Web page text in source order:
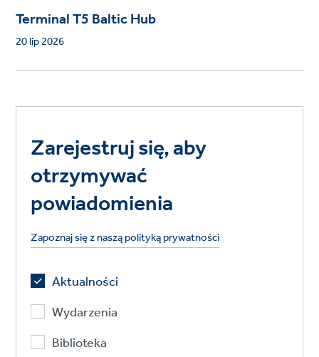
Terminal T5 Baltic Hub
20 lip 2026
Zarejestruj się, aby
otrzymywać
powiadomienia
Zapoznaj się z naszą polityką prywatności
Aktualności
Wydarzenia
Biblioteka